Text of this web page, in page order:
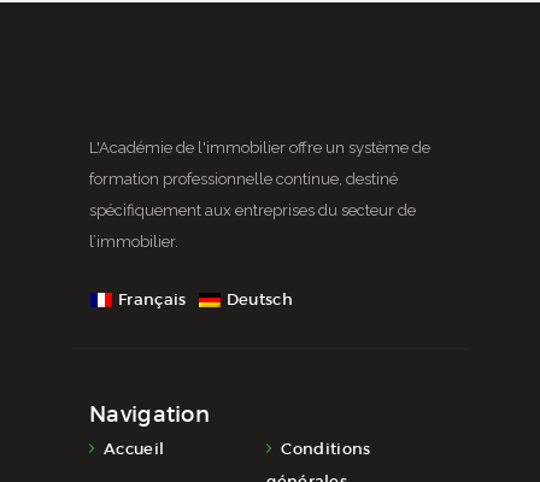
L'Académie de l'immobilier offre un système de
formation professionnelle continue, destiné
spécifiquement aux entreprises du secteur de
l’immobilier.
Français Deutsch
Navigation
Accueil
Conditions